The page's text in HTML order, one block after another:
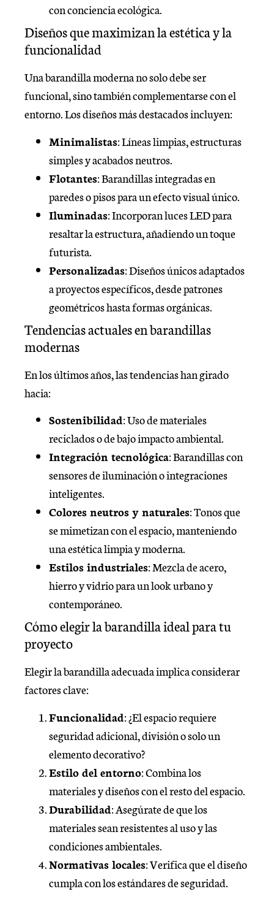
con conciencia ecológica.
Diseños que maximizan la estética y la
funcionalidad
Una barandilla moderna no solo debe ser
funcional, sino también complementarse con el
entorno. Los diseños más destacados incluyen:
Minimalistas: Líneas limpias, estructuras
simples y acabados neutros.
Flotantes: Barandillas integradas en
paredes o pisos para un efecto visual único.
Iluminadas: Incorporan luces LED para
resaltar la estructura, añadiendo un toque
futurista.
Personalizadas: Diseños únicos adaptados
a proyectos específicos, desde patrones
geométricos hasta formas orgánicas.
Tendencias actuales en barandillas
modernas
En los últimos años, las tendencias han girado
hacia:
Sostenibilidad: Uso de materiales
reciclados o de bajo impacto ambiental.
Integración tecnológica: Barandillas con
sensores de iluminación o integraciones
inteligentes.
Colores neutros y naturales: Tonos que
se mimetizan con el espacio, manteniendo
una estética limpia y moderna.
Estilos industriales: Mezcla de acero,
hierro y vidrio para un look urbano y
contemporáneo.
Cómo elegir la barandilla ideal para tu
proyecto
Elegir la barandilla adecuada implica considerar
factores clave:
Funcionalidad: ¿El espacio requiere
seguridad adicional, división o solo un
elemento decorativo?
Estilo del entorno: Combina los
materiales y diseños con el resto del espacio.
Durabilidad: Asegúrate de que los
materiales sean resistentes al uso y las
condiciones ambientales.
Normativas locales: Verifica que el diseño
cumpla con los estándares de seguridad.